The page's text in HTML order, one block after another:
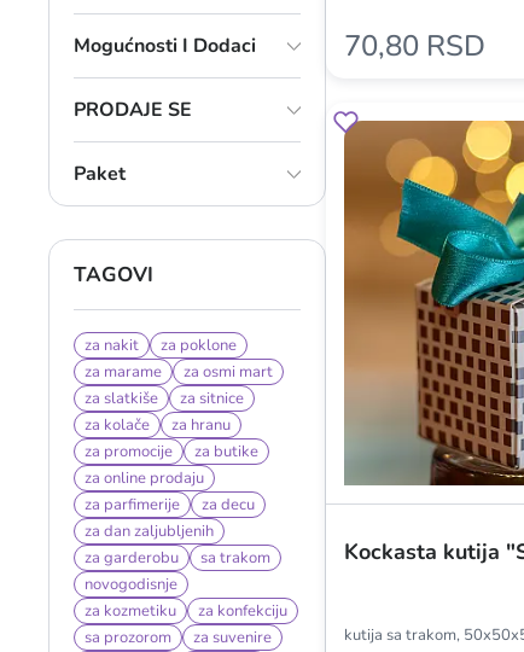
Mogućnosti I Dodaci
PRODAJE SE
Paket
TAGOVI
za nakit
za poklone
za marame
za osmi mart
za slatkiše
za sitnice
za kolače
za hranu
za promocije
za butike
za online prodaju
za parfimerije
za decu
za dan zaljubljenih
za garderobu
sa trakom
novogodisnje
za kozmetiku
za konfekciju
sa prozorom
za suvenire
70,80 RSD
Kockasta kutija
kutija sa trakom,